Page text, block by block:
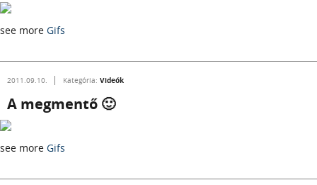
see more Gifs
2011.09.10. Kategória: Videók
A megmentő 🙂
see more Gifs